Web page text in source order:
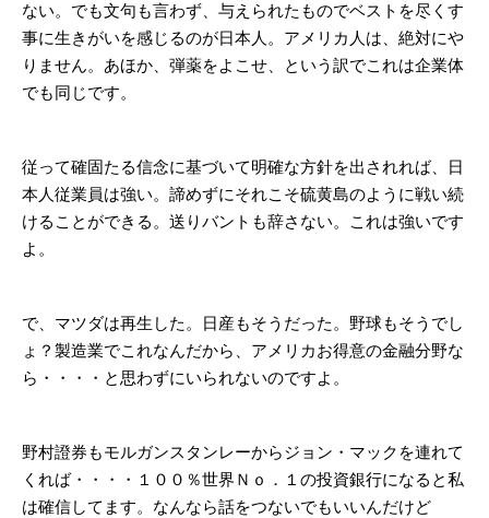
ない。でも文句も言わず、与えられたものでベストを尽くす
事に生きがいを感じるのが日本人。アメリカ人は、絶対にや
りません。あほか、弾薬をよこせ、という訳でこれは企業体
でも同じです。
従って確固たる信念に基づいて明確な方針を出されれば、日
本人従業員は強い。諦めずにそれこそ硫黄島のように戦い続
けることができる。送りバントも辞さない。これは強いです
よ。
で、マツダは再生した。日産もそうだった。野球もそうでし
ょ？製造業でこれなんだから、アメリカお得意の金融分野な
ら・・・・と思わずにいられないのですよ。
野村證券もモルガンスタンレーからジョン・マックを連れて
くれば・・・・１００％世界Ｎｏ．１の投資銀行になると私
は確信してます。なんなら話をつないでもいいんだけど